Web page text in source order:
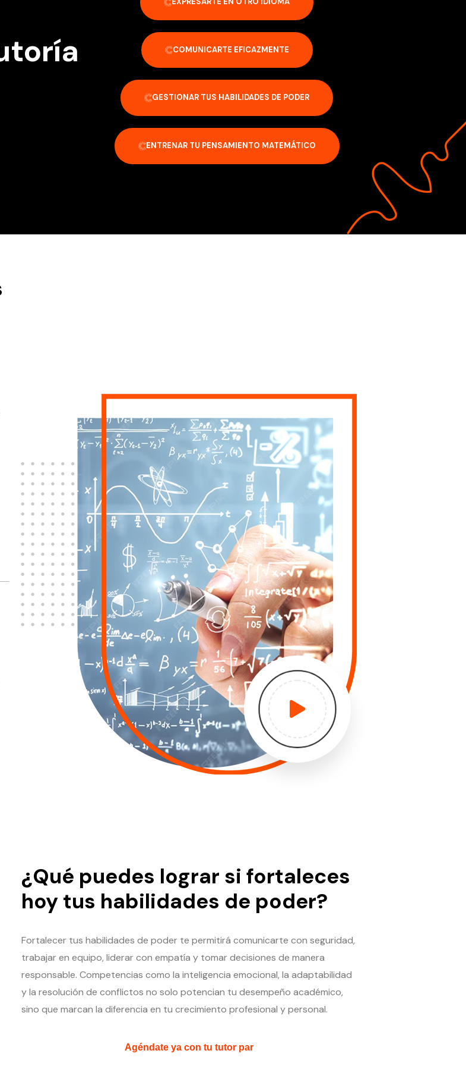
COMUNICARTE EFICAZMENTE
GESTIONAR TUS HABILIDADES DE PODER
ENTRENAR TU PENSAMIENTO MATEMÁTICO
¿Qué puedes lograr si fortaleces
hoy tus habilidades de poder?
Fortalecer tus habilidades de poder te permitirá comunicarte con seguridad,
trabajar en equipo, liderar con empatía y tomar decisiones de manera
responsable. Competencias como la inteligencia emocional, la adaptabilidad
y la resolución de conflictos no solo potencian tu desempeño académico,
sino que marcan la diferencia en tu crecimiento profesional y personal.
Agéndate ya con tu tutor par